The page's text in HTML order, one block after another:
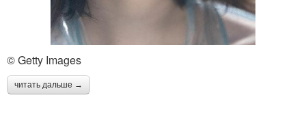
© Getty Images
читать дальше →